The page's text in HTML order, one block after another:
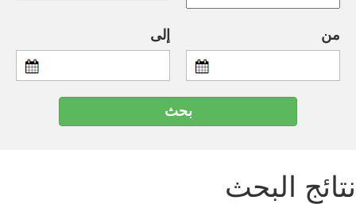
من إلى
نتائج البحث